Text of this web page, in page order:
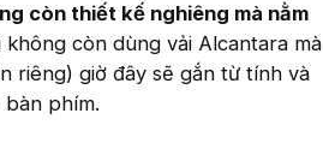
còn thiết kế nghiêng mà nằm
còn dùng vải Alcantara mà
riêng) giờ đây sẽ gắn từ tính và
phím.